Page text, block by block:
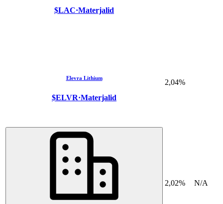
$LAC·Materjalid
Elevra Lithium
$ELVR·Materjalid
2,04%
2,02% N/A